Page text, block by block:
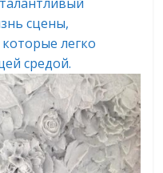
сцены,
легко
средой.